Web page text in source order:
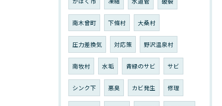
南木曾町 下條村 大桑村
圧力差換気 対応策 野沢温泉村
南牧村 水垢 青緑のサビ サビ
シンク下 悪臭 カビ発生 修理